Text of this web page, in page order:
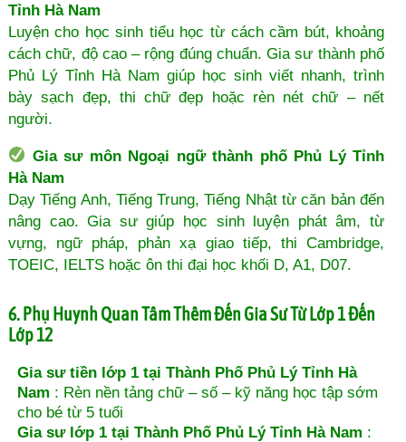
Tỉnh Hà Nam
Luyện cho học sinh tiểu học từ cách cầm bút, khoảng
cách chữ, độ cao – rộng đúng chuẩn. Gia sư thành phố
Phủ Lý Tỉnh Hà Nam giúp học sinh viết nhanh, trình
bày sạch đẹp, thi chữ đẹp hoặc rèn nét chữ – nết
người.
Gia sư môn Ngoại ngữ thành phố Phủ Lý Tỉnh
Hà Nam
Dạy Tiếng Anh, Tiếng Trung, Tiếng Nhật từ căn bản đến
nâng cao. Gia sư giúp học sinh luyện phát âm, từ
vựng, ngữ pháp, phản xạ giao tiếp, thi Cambridge,
TOEIC, IELTS hoặc ôn thi đại học khối D, A1, D07.
6. Phụ Huynh Quan Tâm Thêm Đến Gia Sư Từ Lớp 1 Đến
Lớp 12
Gia sư tiền lớp 1 tại Thành Phố Phủ Lý Tỉnh Hà
Nam : Rèn nền tảng chữ – số – kỹ năng học tập sớm
cho bé từ 5 tuổi
Gia sư lớp 1 tại Thành Phố Phủ Lý Tỉnh Hà Nam :